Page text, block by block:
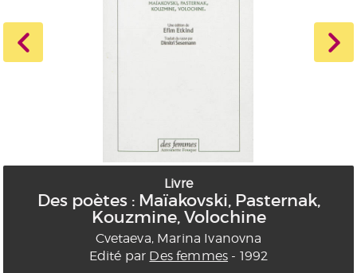
Livre
Des poètes : Maïakovski, Pasternak,
Kouzmine, Volochine
Cvetaeva, Marina Ivanovna
Edité par Des femmes - 1992